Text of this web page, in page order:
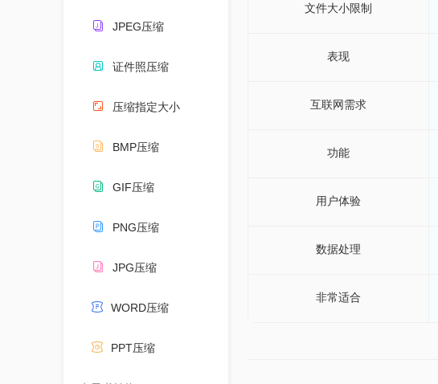
JPEG压缩
证件照压缩
压缩指定大小
BMP压缩
GIF压缩
PNG压缩
JPG压缩
WORD压缩
PPT压缩
文件大小限制
表现
互联网需求
功能
用户体验
数据处理
非常适合